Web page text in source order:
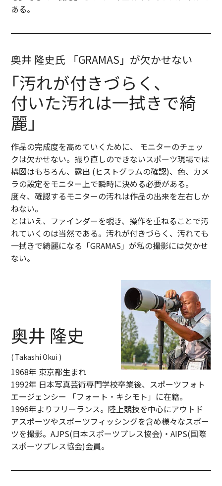
ある。
奥井 隆史氏 「GRAMAS」が欠かせない
｢汚れが付きづらく､
付いた汚れは一拭きで綺
麗｣
作品の完成度を高めていくために、 モニターのチェッ
クは欠かせない。撮り直しのできないスポーツ現場では
構図はもちろん、露出 (ヒストグラムの確認)、色、カメ
ラの設定をモニター上で瞬時に決める必要がある。
度々、確認するモニターの汚れは作品の出来を左右しか
ねない。
とはいえ、ファインダーを覗き、操作を重ねることで汚
れていくのは当然である。汚れが付きづらく、汚れても
一拭きで綺麗になる「GRAMAS」が私の撮影には欠かせ
ない。
奥井 隆史
( Takashi Okui )
1968年 東京都生まれ
1992年 日本写真芸術専門学校卒業後、スポーツフォト
エージェンシー 「フォート・キシモト」に在籍。
1996年よりフリーランス。陸上競技を中心にアウトド
アスポーツやスポーツフィッシングを含め様々なスポー
ツを撮影。AJPS(日本スポーツプレス協会)・AIPS(国際
スポーツプレス協会)会員。